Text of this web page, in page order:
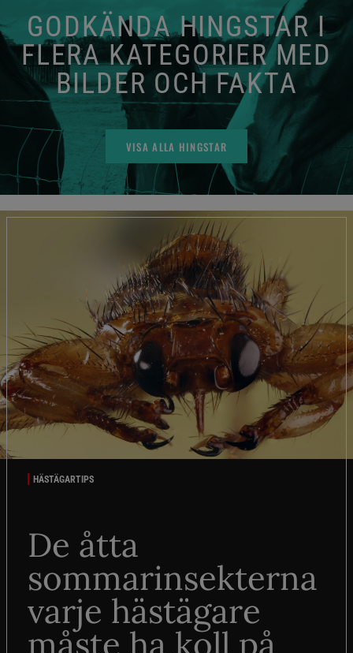
GODKÄNDA HINGSTAR I
FLERA KATEGORIER MED
BILDER OCH FAKTA
VISA ALLA HINGSTAR
HÄSTÄGARTIPS
De åtta
sommarinsekterna
varje hästägare
måste ha koll på